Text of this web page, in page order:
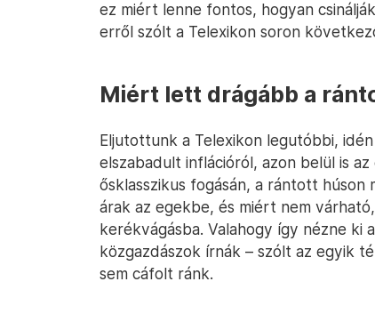
ez miért lenne fontos, hogyan
erről szólt a Telexikon soron
Miért lett drágább a
Eljutottunk a Telexikon legutóbbi,
elszabadult inflációról, azon belül is
ősklasszikus fogásán, a rántott
árak az egekbe, és miért nem
kerékvágásba. Valahogy így nézne ki
közgazdászok írnák – szólt az egyik
sem cáfolt ránk.